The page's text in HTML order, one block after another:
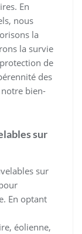
En
nous
la
la survie
de
des
bien-
sur
sur
En optant
éolienne,